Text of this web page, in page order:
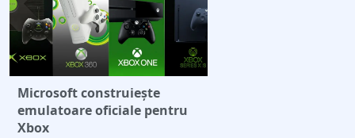
Microsoft construiește
emulatoare oficiale pentru
Xbox